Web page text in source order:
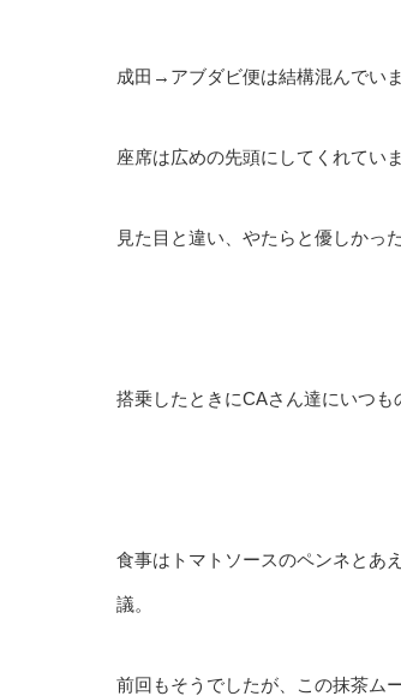
成田→アブダビ便は結構混んでいま
座席は広めの先頭にしてくれてい
見た目と違い、やたらと優しかっ
搭乗したときにCAさん達にいつも
食事はトマトソースのペンネとあ
議。
前回もそうでしたが、この抹茶ム